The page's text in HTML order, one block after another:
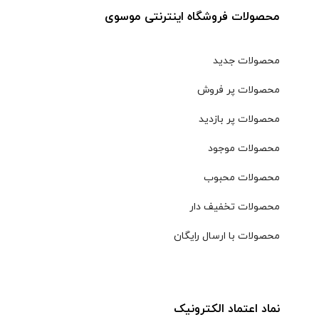
محصولات فروشگاه اینترنتی موسوی
محصولات جدید
محصولات پر فروش
محصولات پر بازدید
محصولات موجود
محصولات محبوب
محصولات تخفیف دار
محصولات با ارسال رایگان
نماد اعتماد الکترونیک